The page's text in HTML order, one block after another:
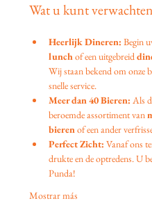
Wat u kunt
Heerlijk Dineren: Begin
lunch of een uitgebreid
Wij staan bekend om onze
snelle service.
Meer dan 40 Bieren: Als
beroemde assortiment van
bieren of een ander
Perfect Zicht: Vanaf ons
drukte en de optredens. U
Punda!
Mostrar más